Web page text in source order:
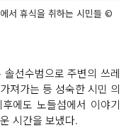
서 휴식을 취하는 시민들 ©
선수범으로 주변의 쓰레
져가는 등 성숙한 시민 의
에도 노들섬에서 이야기
시간을 보냈다.